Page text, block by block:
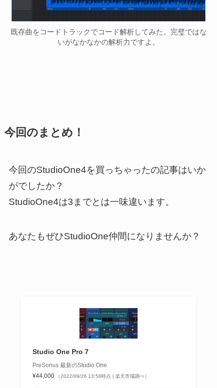
既存曲をコードトラックでコード解析してみた。完璧ではな
いがなかなかの解析力ですよ。
今回のまとめ！
今回のStudioOne4を買っちゃったの記事はいか
がでしたか？
StudioOne4は3までとは一味違います。
あなたもぜひStudioOne仲間になりませんか？
Studio One Pro 7
PreSonus 最新のStudio One
¥44,000
（2022/09/26 13:58時点 | 楽天市場調べ）